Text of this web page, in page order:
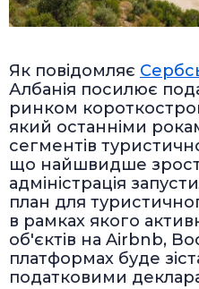
Як повідомляє
Албанія посилює
ринком
який останніми
сегментів
що найшвидше
адміністрація
план для
в рамках якого
об'єктів на Airbnb,
платформах буде
податковими